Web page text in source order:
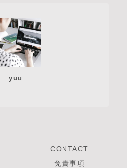
yuu
CONTACT
免責事項